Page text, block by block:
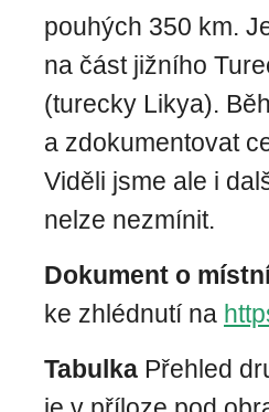
pouhých 350 km.
na část jižního
(turecky Likya).
a zdokumentovat
Viděli jsme ale i
nelze nezmínit.
Dokument o
ke zhlédnutí na
Tabulka Přehled